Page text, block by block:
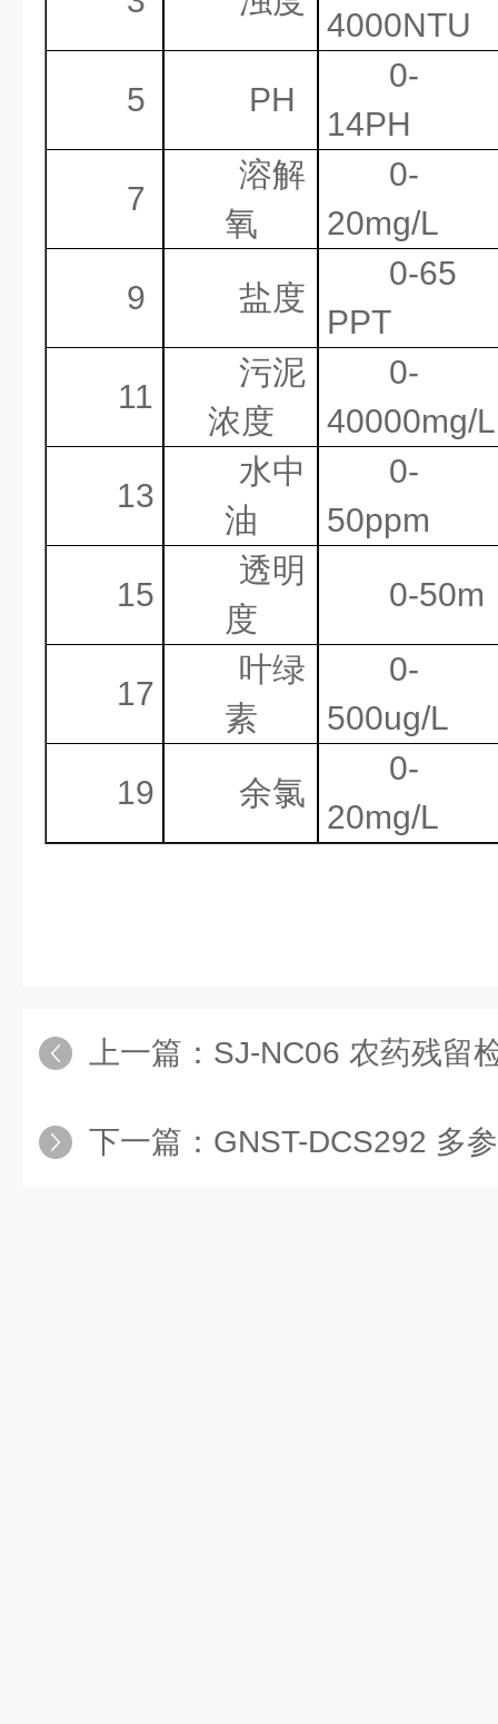
4000NTU
5 PH
0-
14PH
7
溶解
氧
0-
20mg/L
9 盐度
0-65
PPT
11
污泥
浓度
0-
40000mg/L
13
水中
油
0-
50ppm
15
透明
度
0-50m
17
叶绿
素
0-
500ug/L
19 余氯
0-
20mg/L
上一篇： SJ‑NC06 农药残留检测仪 ——
下一篇： GNST-DCS292 多参数水质分析仪控